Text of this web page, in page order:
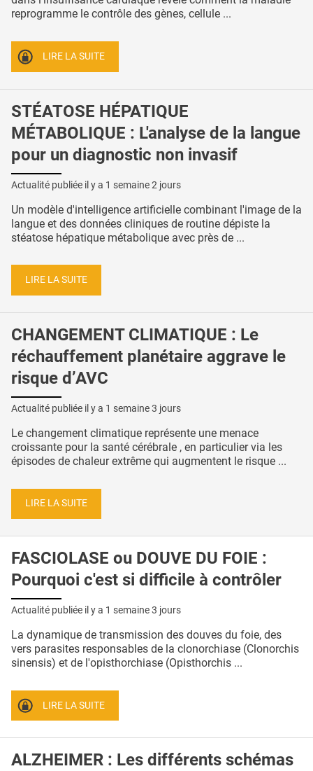
reprogramme le contrôle des gènes, cellule ...
LIRE LA SUITE
STÉATOSE HÉPATIQUE
MÉTABOLIQUE : L'analyse de la langue
pour un diagnostic non invasif
Actualité publiée il y a 1 semaine 2 jours
Un modèle d'intelligence artificielle combinant l'image de la
langue et des données cliniques de routine dépiste la
stéatose hépatique métabolique avec près de ...
LIRE LA SUITE
CHANGEMENT CLIMATIQUE : Le
réchauffement planétaire aggrave le
risque d’AVC
Actualité publiée il y a 1 semaine 3 jours
Le changement climatique représente une menace
croissante pour la santé cérébrale , en particulier via les
épisodes de chaleur extrême qui augmentent le risque ...
LIRE LA SUITE
FASCIOLASE ou DOUVE DU FOIE :
Pourquoi c'est si difficile à contrôler
Actualité publiée il y a 1 semaine 3 jours
La dynamique de transmission des douves du foie, des
vers parasites responsables de la clonorchiase (Clonorchis
sinensis) et de l'opisthorchiase (Opisthorchis ...
LIRE LA SUITE
ALZHEIMER : Les différents schémas